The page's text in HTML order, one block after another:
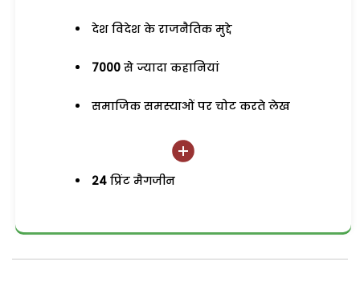
देश विदेश के राजनैतिक मुद्दे
7000 से ज्यादा कहानियां
समाजिक समस्याओं पर चोट करते लेख
24 प्रिंट मैगजीन